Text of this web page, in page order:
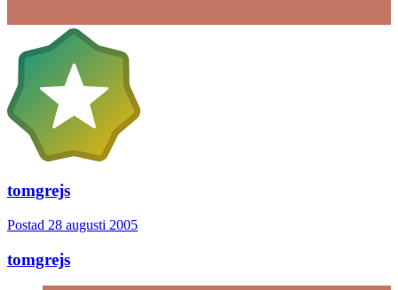
tomgrejs
Postad 28 augusti 2005
tomgrejs